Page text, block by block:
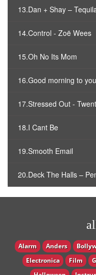
13.Dan + Shay –
14.Control - Zoë Wees
15.Oh No Its Mom
16.Good morning to you
17.Stressed Out -
18.I Cant Be
19.Smooth Email
20.Deck The Halls –
Alarm Anders
Electronica
Film